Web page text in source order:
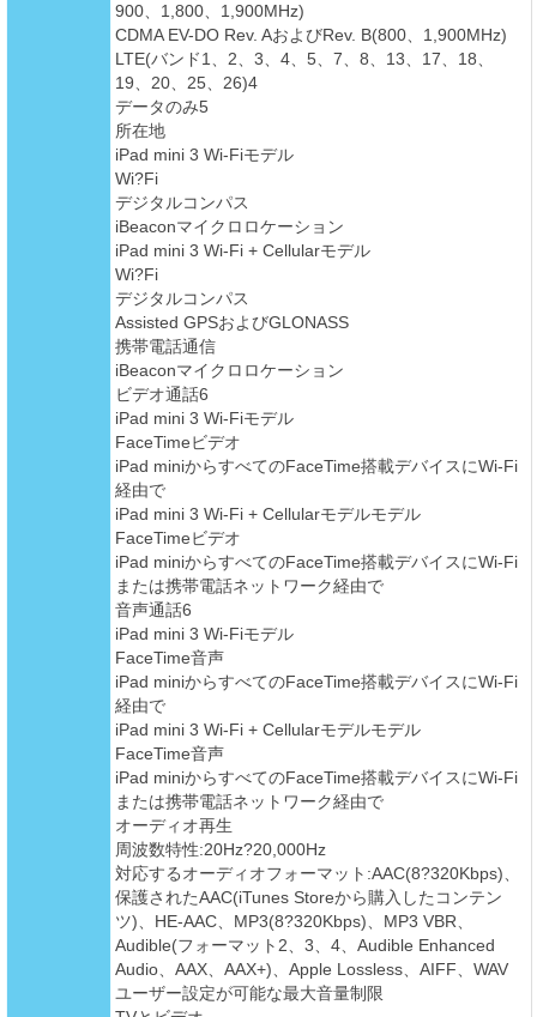
900、1,800、1,900MHz)
CDMA EV-DO Rev. AおよびRev. B(800、1,900MHz)
LTE(バンド1、2、3、4、5、7、8、13、17、18、
19、20、25、26)4
データのみ5
所在地
iPad mini 3 Wi-Fiモデル
Wi?Fi
デジタルコンパス
iBeaconマイクロロケーション
iPad mini 3 Wi-Fi + Cellularモデル
Wi?Fi
デジタルコンパス
Assisted GPSおよびGLONASS
携帯電話通信
iBeaconマイクロロケーション
ビデオ通話6
iPad mini 3 Wi-Fiモデル
FaceTimeビデオ
iPad miniからすべてのFaceTime搭載デバイスにWi-Fi
経由で
iPad mini 3 Wi-Fi + Cellularモデルモデル
FaceTimeビデオ
iPad miniからすべてのFaceTime搭載デバイスにWi-Fi
または携帯電話ネットワーク経由で
音声通話6
iPad mini 3 Wi-Fiモデル
FaceTime音声
iPad miniからすべてのFaceTime搭載デバイスにWi-Fi
経由で
iPad mini 3 Wi-Fi + Cellularモデルモデル
FaceTime音声
iPad miniからすべてのFaceTime搭載デバイスにWi-Fi
または携帯電話ネットワーク経由で
オーディオ再生
周波数特性:20Hz?20,000Hz
対応するオーディオフォーマット:AAC(8?320Kbps)、
保護されたAAC(iTunes Storeから購入したコンテン
ツ)、HE-AAC、MP3(8?320Kbps)、MP3 VBR、
Audible(フォーマット2、3、4、Audible Enhanced
Audio、AAX、AAX+)、Apple Lossless、AIFF、WAV
ユーザー設定が可能な最大音量制限